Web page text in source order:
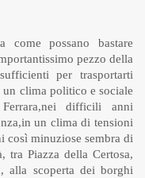
come possano bastare
pezzo della
per trasportarti
clima politico e sociale
difficili anni
un clima di tensioni
così minuziose sembra di
Piazza della Certosa,
alla scoperta dei borghi